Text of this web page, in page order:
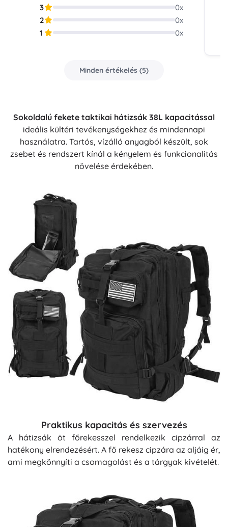
3
0x
2
0x
1
0x
Minden értékelés (5)
Sokoldalú fekete taktikai hátizsák 38L kapacitással
ideális kültéri tevékenységekhez és mindennapi
használatra. Tartós, vízálló anyagból készült, sok
zsebet és rendszert kínál a kényelem és funkcionalitás
növelése érdekében.
Praktikus kapacitás és szervezés
A hátizsák öt főrekesszel rendelkezik cipzárral az
hatékony elrendezésért. A fő rekesz cipzára az aljáig ér,
ami megkönnyíti a csomagolást és a tárgyak kivételét.